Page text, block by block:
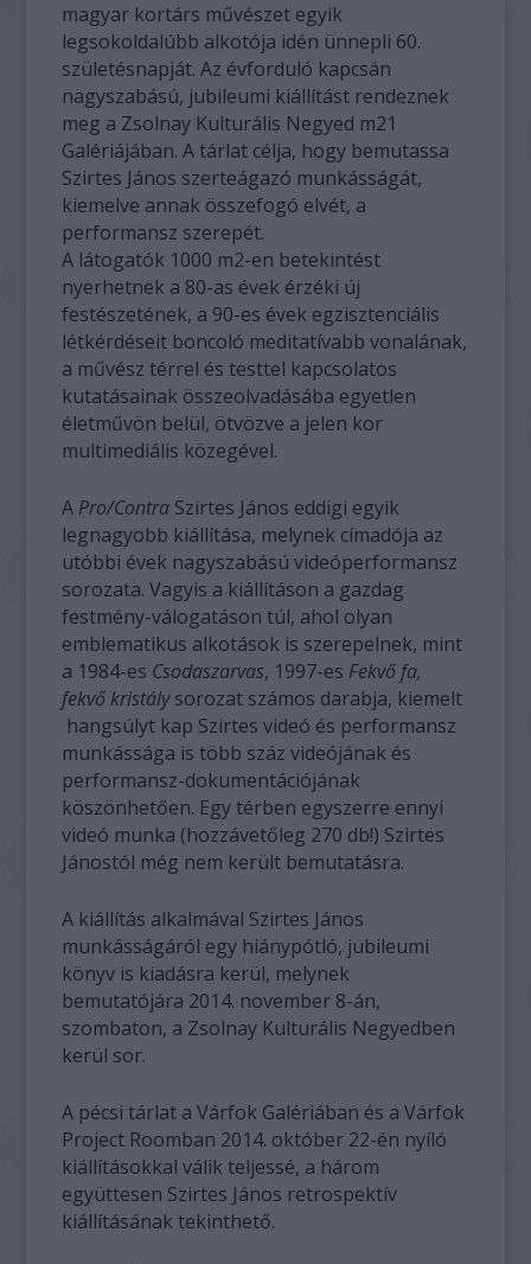
magyar kortárs művészet egyik
legsokoldalúbb alkotója idén ünnepli 60.
születésnapját. Az évforduló kapcsán
nagyszabású, jubileumi kiállítást rendeznek
meg a Zsolnay Kulturális Negyed m21
Galériájában. A tárlat célja, hogy bemutassa
Szirtes János szerteágazó munkásságát,
kiemelve annak összefogó elvét, a
performansz szerepét.
A látogatók 1000 m2-en betekintést
nyerhetnek a 80-as évek érzéki új
festészetének, a 90-es évek egzisztenciális
létkérdéseit boncoló meditatívabb vonalának,
a művész térrel és testtel kapcsolatos
kutatásainak összeolvadásába egyetlen
életművön belül, ötvözve a jelen kor
multimediális közegével.
A Pro/Contra Szirtes János eddigi egyik
legnagyobb kiállítása, melynek címadója az
utóbbi évek nagyszabású videóperformansz
sorozata. Vagyis a kiállításon a gazdag
festmény-válogatáson túl, ahol olyan
emblematikus alkotások is szerepelnek, mint
a 1984-es Csodaszarvas, 1997-es Fekvő fa,
fekvő kristálysorozat számos darabja, kiemelt
hangsúlyt kap Szirtes videó és performansz
munkássága is több száz videójának és
performansz-dokumentációjának
köszönhetően. Egy térben egyszerre ennyi
videó munka (hozzávetőleg 270 db!) Szirtes
Jánostól még nem került bemutatásra.
A kiállítás alkalmával Szirtes János
munkásságáról egy hiánypótló, jubileumi
könyv is kiadásra kerül, melynek
bemutatójára 2014. november 8-án,
szombaton, a Zsolnay Kulturális Negyedben
kerül sor.
A pécsi tárlat a Várfok Galériában és a Várfok
Project Roomban 2014. október 22-én nyíló
kiállításokkal válik teljessé, a három
együttesen Szirtes János retrospektív
kiállításának tekinthető.